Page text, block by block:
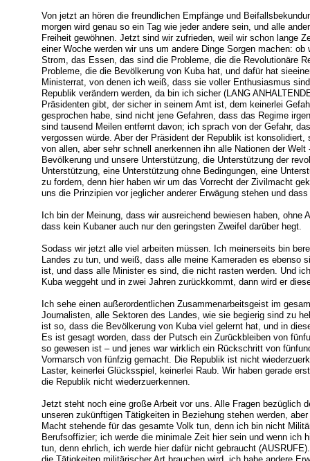
Von jetzt an hören die freundlichen Empfänge und
morgen wird genau so ein Tag wie jeder andere sein, und alle
Freiheit gewöhnen. Jetzt sind wir zufrieden, weil wir schon lange
einer Woche werden wir uns um andere Dinge Sorgen machen:
Strom, das Essen, das sind die Probleme, die die Revolutionäre
Probleme, die die Bevölkerung von Kuba hat, und dafür hat
Ministerrat, von denen ich weiß, dass sie voller Enthusiasmus
Republik verändern werden, da bin ich sicher (LANG
Präsidenten gibt, der sicher in seinem Amt ist, dem keinerlei
gesprochen habe, sind nicht jene Gefahren, dass das Regime
sind tausend Meilen entfernt davon; ich sprach von der Gefahr,
vergossen würde. Aber der Präsident der Republik ist
von allen, aber sehr schnell anerkennen ihn alle Nationen der
Bevölkerung und unsere Unterstützung, die Unterstützung der
Unterstützung, eine Unterstützung ohne Bedingungen, eine
zu fordern, denn hier haben wir um das Vorrecht der Zivilmacht
uns die Prinzipien vor jeglicher anderer Erwägung stehen und
Ich bin der Meinung, dass wir ausreichend bewiesen haben,
dass kein Kubaner auch nur den geringsten Zweifel darüber hegt.
Sodass wir jetzt alle viel arbeiten müssen. Ich meinerseits bin
Landes zu tun, und weiß, dass alle meine Kameraden es ebenso
ist, und dass alle Minister es sind, die nicht rasten werden. Und
Kuba weggeht und in zwei Jahren zurückkommt, dann wird er
Ich sehe einen außerordentlichen Zusammenarbeitsgeist im
Journalisten, alle Sektoren des Landes, wie sie begierig sind zu
ist so, dass die Bevölkerung von Kuba viel gelernt hat, und in
Es ist gesagt worden, dass der Putsch ein Zurückbleiben von
so gewesen ist – und jenes war wirklich ein Rückschritt von
Vormarsch von fünfzig gemacht. Die Republik ist nicht
Laster, keinerlei Glücksspiel, keinerlei Raub. Wir haben gerade
die Republik nicht wiederzuerkennen.
Jetzt steht noch eine große Arbeit vor uns. Alle Fragen bezüglich
unseren zukünftigen Tätigkeiten in Beziehung stehen werden,
Macht stehende für das gesamte Volk tun, denn ich bin nicht
Berufsoffizier; ich werde die minimale Zeit hier sein und wenn ich
tun, denn ehrlich, ich werde hier dafür nicht gebraucht